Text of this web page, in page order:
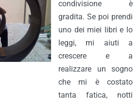
condivisione è
gradita. Se poi prendi
uno dei miei libri e lo
leggi, mi aiuti a
crescere e a
realizzare un sogno
che mi è costato
tanta fatica, notti